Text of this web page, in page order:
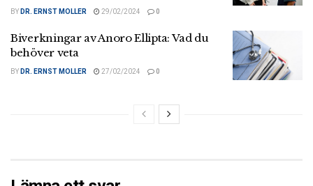
BY DR. ERNST MOLLER 29/02/2024 0
Biverkningar av Anoro Ellipta: Vad du
behöver veta
BY DR. ERNST MOLLER 27/02/2024 0